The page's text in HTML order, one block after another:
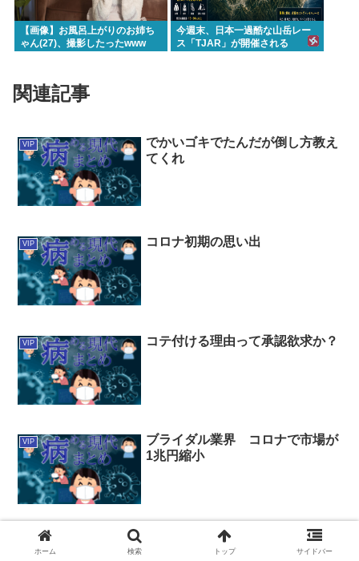
【画像】お風呂上がりのお姉ち
ゃん(27)、撮影したったwww
今週末、日本一過酷な山岳レー
ス「TJAR」が開催される
関連記事
VIP
でかいゴキでたんだが倒し方教え
てくれ
VIP コロナ初期の思い出
VIP コテ付ける理由って承認欲求か？
VIP
ブライダル業界 コロナで市場が
1兆円縮小
こいつホントに弁護士か？
ホーム 検索 トップ サイドバー